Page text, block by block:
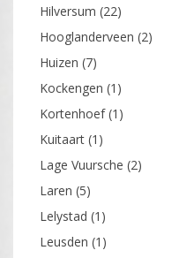
Hilversum (22)
Hooglanderveen (2)
Huizen (7)
Kockengen (1)
Kortenhoef(1)
Kuitaart (1)
Lage Vuursche (2)
Laren (5)
Lelystad (1)
Leusden (1)